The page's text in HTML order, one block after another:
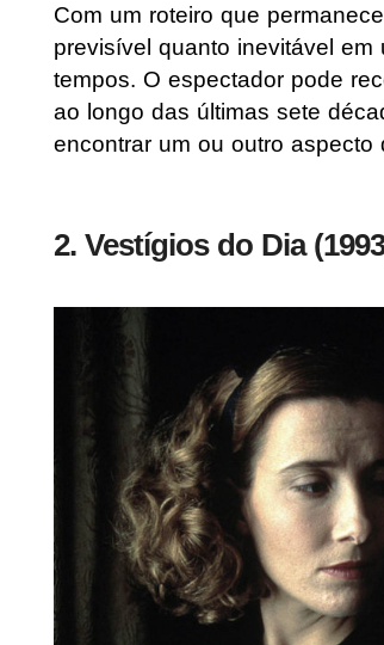
Com um roteiro que
previsível quanto inevitável
tempos. O espectador pode
ao longo das últimas sete
encontrar um ou outro
2. Vestígios do Dia